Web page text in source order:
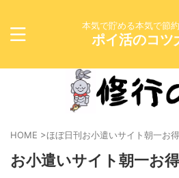
本気で貯める本気で節
ポイ活のコツ
HOME >ほぼ日刊お小遣いサイト朝一お
お小遣いサイト朝一お